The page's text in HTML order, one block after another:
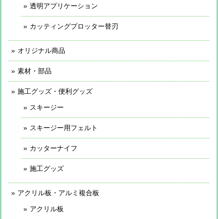
透明アプリケーション
カッティングプロッター替刃
オリジナル商品
素材・部品
施工グッズ・便利グッズ
スキージー
スキージー用フェルト
カッターナイフ
施工グッズ
アクリル板・アルミ複合板
アクリル板